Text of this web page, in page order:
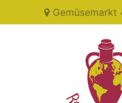
to
Gemüsemarkt
Genießen